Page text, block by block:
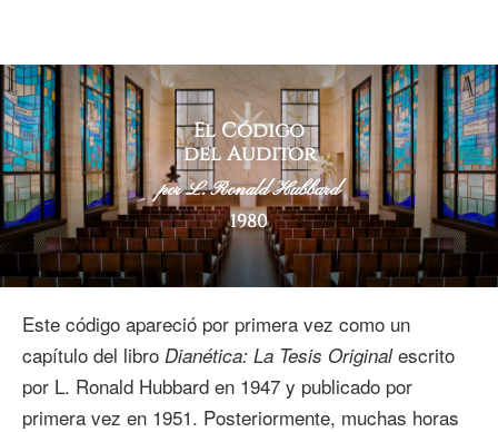
El Código
del Auditor
por L. Ronald Hubbard
1980
Este código apareció por primera vez como un
capítulo del libro Dianética: La Tesis Originalescrito
por L. Ronald Hubbard en 1947 y publicado por
primera vez en 1951. Posteriormente, muchas horas